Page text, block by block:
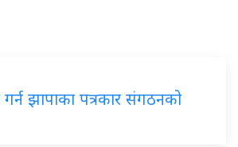
झापाका पत्रकार संगठनको